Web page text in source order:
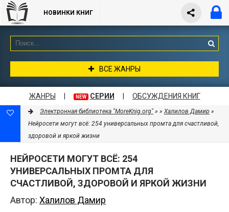
НОВИНКИ КНИГ
ВСЕ ЖАНРЫ
ЖАНРЫ NEW СЕРИИ ОБСУЖДЕНИЯ КНИГ
Электронная библиотека "MoreKnig.org" » » Халилов Дамир »
Нейросети могут всё: 254 универсальных промта для счастливой,
здоровой и яркой жизни
НЕЙРОСЕТИ МОГУТ ВСЁ: 254
УНИВЕРСАЛЬНЫХ ПРОМТА ДЛЯ
СЧАСТЛИВОЙ, ЗДОРОВОЙ И ЯРКОЙ ЖИЗНИ
Автор: Халилов Дамир